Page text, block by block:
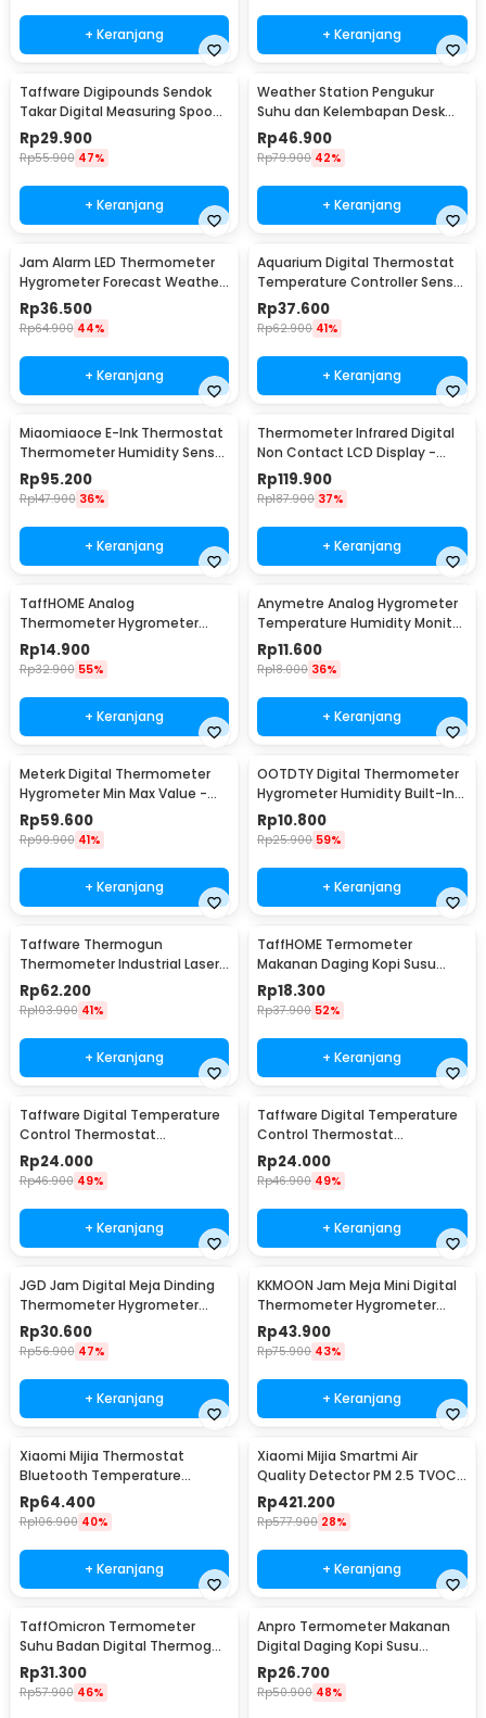
+ Keranjang + Keranjang
Taffware Digipounds Sendok
Takar Digital Measuring Spoon
500g 0.1g - HM10
Rp29.900
Rp55.900 47%
+ Keranjang
Weather Station Pengukur
Suhu dan Kelembapan Desk
Jam Alarm - 3210
Rp46.900
Rp79.900 42%
+ Keranjang
Jam Alarm LED Thermometer
Hygrometer Forecast Weather
Station - 2159T
Rp36.500
Rp64.900 44%
+ Keranjang
Aquarium Digital Thermostat
Temperature Controller Sensor
Multifungsi - STC-1000
Rp37.600
Rp62.900 41%
+ Keranjang
Miaomiaoce E-Ink Thermostat
Thermometer Humidity Sensor
- MHO-C201
Rp95.200
Rp147.900 36%
+ Keranjang
Thermometer Infrared Digital
Non Contact LCD Display -
600S
Rp119.900
Rp187.900 37%
+ Keranjang
TaffHOME Analog
Thermometer Hygrometer
Temperature Humidity -
TH101B
Rp14.900
Rp32.900 55%
+ Keranjang
Anymetre Analog Hygrometer
Temperature Humidity Monitor
- TH-108
Rp11.600
Rp18.000 36%
+ Keranjang
Meterk Digital Thermometer
Hygrometer Min Max Value -
CJ-3305F
Rp59.600
Rp99.900 41%
+ Keranjang
OOTDTY Digital Thermometer
Hygrometer Humidity Built-In
Probe - SD583
Rp10.800
Rp25.900 59%
+ Keranjang
Taffware Thermogun
Thermometer Industrial Laser
Infrared NonContact - CX6000
Rp62.200
Rp103.900 41%
+ Keranjang
TaffHOME Termometer
Makanan Daging Kopi Susu
Analog Single Probe - D9144
Rp18.300
Rp37.900 52%
+ Keranjang
Taffware Digital Temperature
Control Thermostat
Microcomputer 12V - XH-W3001
Rp24.000
Rp46.900 49%
+ Keranjang
Taffware Digital Temperature
Control Thermostat
Microcomputer 220V - XH-
W3001
Rp24.000
Rp46.900 49%
+ Keranjang
JGD Jam Digital Meja Dinding
Thermometer Hygrometer
Sensor - ZL20
Rp30.600
Rp56.900 47%
+ Keranjang
KKMOON Jam Meja Mini Digital
Thermometer Hygrometer
Weather Station - CX220
Rp43.900
Rp75.900 43%
+ Keranjang
Xiaomi Mijia Thermostat
Bluetooth Temperature
Humidity Thermometer 2 -
LYWSD03MMC
Rp64.400
Rp106.900 40%
+ Keranjang
Xiaomi Mijia Smartmi Air
Quality Detector PM 2.5 TVOC
C02 - KQJCY02QP
Rp421.200
Rp577.900 28%
+ Keranjang
TaffOmicron Termometer
Suhu Badan Digital Thermogun
Infrared Memory - AD801
Rp31.300
Rp57.900 46%
Anpro Termometer Makanan
Digital Daging Kopi Susu
Foldable 1 Probe - BW-188
Rp26.700
Rp50.900 48%